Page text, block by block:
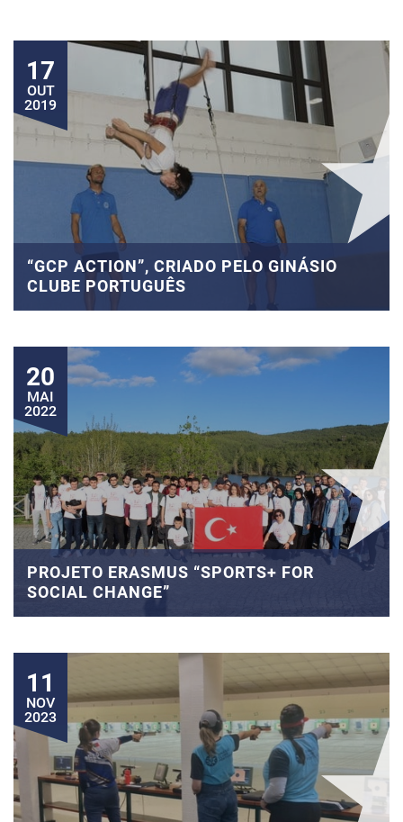
17
OUT
2019
“GCP ACTION”, CRIADO PELO GINÁSIO
CLUBE PORTUGUÊS
20
MAI
2022
PROJETO ERASMUS “SPORTS+ FOR
SOCIAL CHANGE”
11
NOV
2023